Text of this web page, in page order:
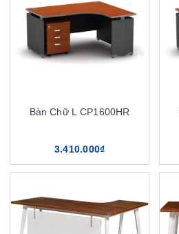
Bàn Chữ L CP1600HR
3.410.000₫